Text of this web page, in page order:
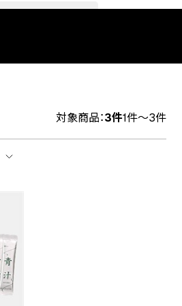
対象商品：3件1件～3件